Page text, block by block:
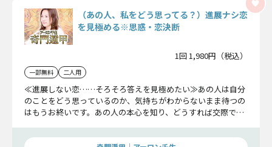
（あの人、私をどう思ってる？）進展ナシ恋
を見極める※思惑・恋決断
1回 1,980円（税込）
一部無料 二人用
≪進展しない恋……そろそろ答えを見極めたい≫あの人は自分
のことをどう思っているのか、気持ちがわからないまま待つの
はもうお終いです。あの人の本心を知り、どうすれば交際でき